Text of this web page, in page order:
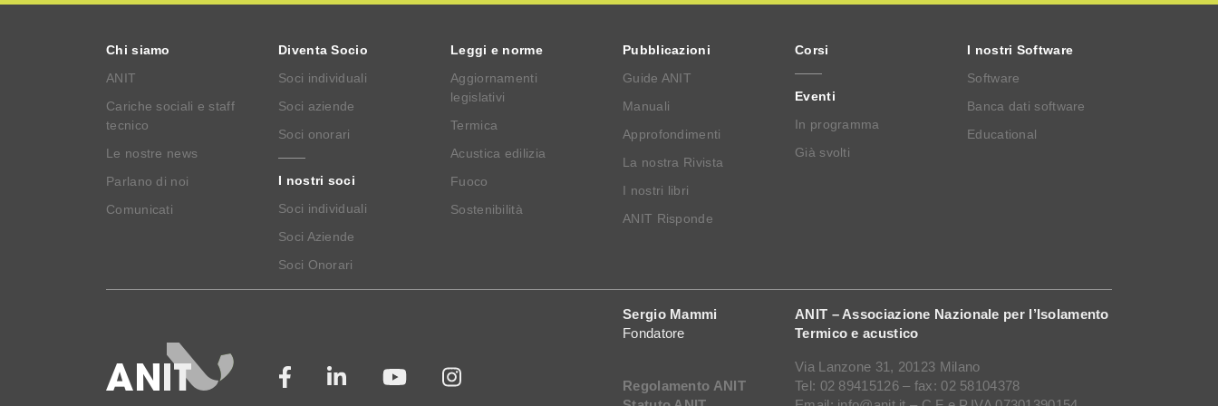
Chi siamo
ANIT
Cariche sociali e staff
tecnico
Le nostre news
Parlano di noi
Comunicati
Diventa Socio
Soci individuali
Soci aziende
Soci onorari
I nostri soci
Soci individuali
Soci Aziende
Soci Onorari
Leggi e norme
Aggiornamenti
legislativi
Termica
Acustica edilizia
Fuoco
Sostenibilità
Pubblicazioni
Guide ANIT
Manuali
Approfondimenti
La nostra Rivista
I nostri libri
ANIT Risponde
Corsi
Eventi
In programma
Già svolti
I nostri Software
Software
Banca dati software
Educational
Sergio Mammi
Fondatore
Regolamento ANIT
ANIT – Associazione Nazionale per l’Isolamento
Termico e acustico
Via Lanzone 31, 20123 Milano
Tel: 02 89415126 – fax: 02 58104378